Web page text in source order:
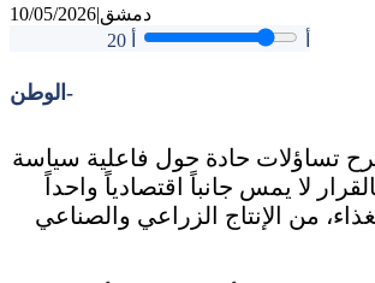
10/05/2026|دمشق
20
الوطن-
تساؤلات حادة حول فاعلية سياسة
لا يمس جانباً اقتصادياً واحداً
من الإنتاج الزراعي والصناعي